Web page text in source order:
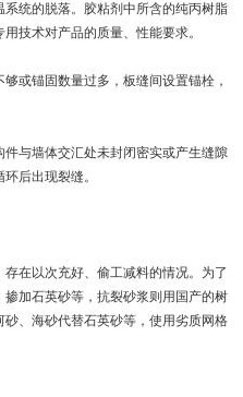
统的脱落。胶粘剂中所含的纯丙树脂
技术对产品的质量、性能要求。
锚固数量过多，板缝间设置锚栓，
与墙体交汇处未封闭密实或产生缝隙
后出现裂缝。
在以次充好、偷工减料的情况。为了
加石英砂等，抗裂砂浆则用国产的树
、海砂代替石英砂等，使用劣质网格